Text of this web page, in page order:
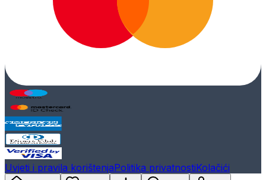
Uvjeti i pravila korištenjaPolitika privatnostiKolačići